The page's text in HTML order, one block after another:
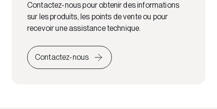
Contactez-nous pour obtenir des informations
sur les produits, les points de vente ou pour
recevoir une assistance technique.
Contactez-nous